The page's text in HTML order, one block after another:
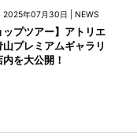
2025年07月30日 | NEWS
ップツアー】アトリエ
山プレミアムギャラリ
を大公開！